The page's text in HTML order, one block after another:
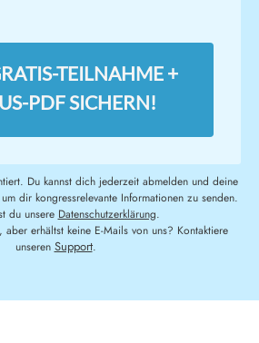
TEILNAHME +
PDF SICHERN!
Du kannst dich jederzeit abmelden und deine
dir kongressrelevante Informationen zu senden.
du unsere Datenschutzerklärung.
erhältst keine E-Mails von uns? Kontaktiere
unseren Support.